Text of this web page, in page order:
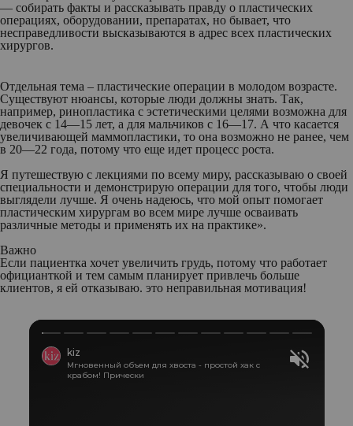
— собирать факты и рассказывать правду о пластических
операциях, оборудовании, препаратах, но бывает, что
несправедливости высказываются в адрес всех пластических
хирургов.
Отдельная тема – пластические операции в молодом возрасте.
Существуют нюансы, которые люди должны знать. Так,
например, ринопластика с эстетическими целями возможна для
девочек с 14—15 лет, а для мальчиков с 16—17. А что касается
увеличивающей маммопластики, то она возможно не ранее, чем
в 20—22 года, потому что еще идет процесс роста.
Я путешествую с лекциями по всему миру, рассказываю о своей
специальности и демонстрирую операции для того, чтобы люди
выглядели лучше. Я очень надеюсь, что мой опыт помогает
пластическим хирургам во всем мире лучше осваивать
различные методы и применять их на практике».
Важно
Если пациентка хочет увеличить грудь, потому что работает
официанткой и тем самым планирует привлечь больше
клиентов, я ей отказываю. это неправильная мотивация!